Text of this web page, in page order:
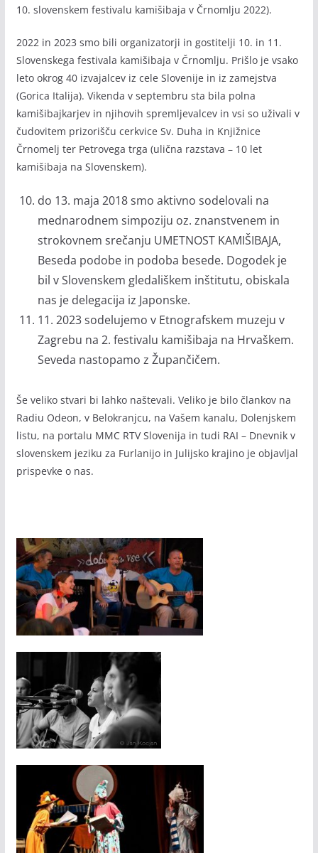
10. slovenskem festivalu kamišibaja v Črnomlju 2022).
2022 in 2023 smo bili organizatorji in gostitelji 10. in 11.
Slovenskega festivala kamišibaja v Črnomlju. Prišlo je vsako
leto okrog 40 izvajalcev iz cele Slovenije in iz zamejstva
(Gorica Italija). Vikenda v septembru sta bila polna
kamišibajkarjev in njihovih spremljevalcev in vsi so uživali v
čudovitem prizorišču cerkvice Sv. Duha in Knjižnice
Črnomelj ter Petrovega trga (ulična razstava – 10 let
kamišibaja na Slovenskem).
do 13. maja 2018 smo aktivno sodelovali na
mednarodnem simpoziju oz. znanstvenem in
strokovnem srečanju UMETNOST KAMIŠIBAJA,
Beseda podobe in podoba besede. Dogodek je
bil v Slovenskem gledališkem inštitutu, obiskala
nas je delegacija iz Japonske.
11. 2023 sodelujemo v Etnografskem muzeju v
Zagrebu na 2. festivalu kamišibaja na Hrvaškem.
Seveda nastopamo z Župančičem.
Še veliko stvari bi lahko naštevali. Veliko je bilo člankov na
Radiu Odeon, v Belokranjcu, na Vašem kanalu, Dolenjskem
listu, na portalu MMC RTV Slovenija in tudi RAI – Dnevnik v
slovenskem jeziku za Furlanijo in Julijsko krajino je objavljal
prispevke o nas.